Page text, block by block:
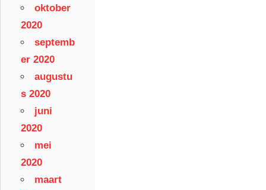
oktober
2020
septemb
er 2020
augustu
s 2020
juni
2020
mei
2020
maart